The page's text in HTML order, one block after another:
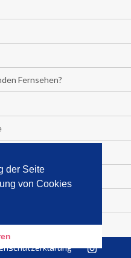
der Seite
von Cookies
Fernsehen?
langfristig